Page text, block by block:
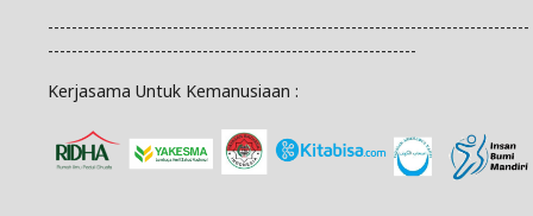
---------------------------------------------------------------------------------
--------------------------------------------------------------
Kerjasama Untuk Kemanusiaan :